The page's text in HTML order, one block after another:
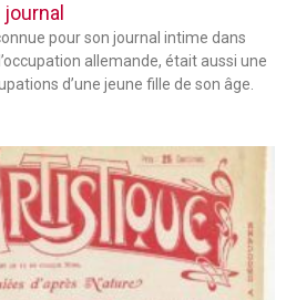
pour son journal intime dans
allemande, était aussi une
d’une jeune fille de son âge.